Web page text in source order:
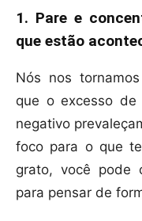
1. Pare e
que estão
Nós nos
que o excesso de
negativo
foco para o que
grato, você pode
para pensar de